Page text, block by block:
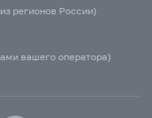
регионов России)
вашего оператора)